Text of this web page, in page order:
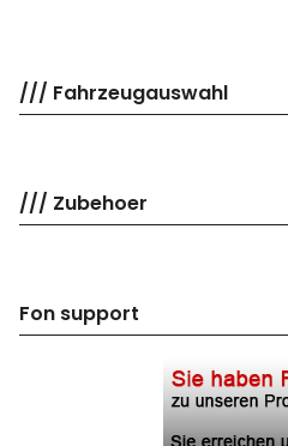
/// Fahrzeugauswahl
/// Zubehoer
Fon support